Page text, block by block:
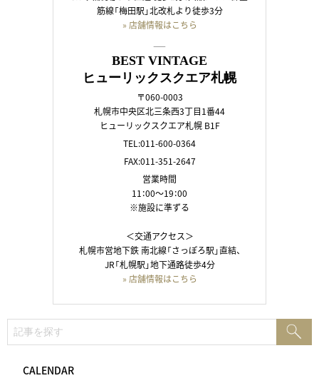
筋線「梅田駅」北改札より徒歩3分
» 店舗情報はこちら
――
BEST VINTAGE
ヒューリックスクエア札幌
〒060-0003
札幌市中央区北三条西3丁目1番44
ヒューリックスクエア札幌 B1F
TEL:011-600-0364
FAX:011-351-2647
営業時間
11：00～19：00
※施設に準ずる
＜交通アクセス＞
札幌市営地下鉄 南北線「さっぽろ駅」直結、
JR「札幌駅」地下通路徒歩4分
» 店舗情報はこちら
索:
CALENDAR